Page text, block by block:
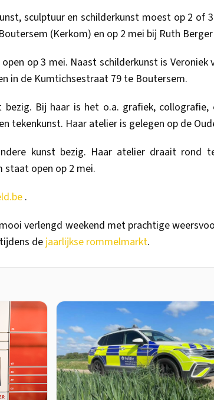
sculptuur en schilderkunst moest op 2 of
(Kerkom) en op 2 mei bij Ruth
op 3 mei. Naast schilderkunst is
in de Kumtichsestraat 79 te Boutersem.
Bij haar is het o.a. grafiek,
tekenkunst. Haar atelier is gelegen op de
kunst bezig. Haar atelier draait rond
staat open op 2 mei.
.
verlengd weekend met prachtige
de jaarlijkse rommelmarkt.